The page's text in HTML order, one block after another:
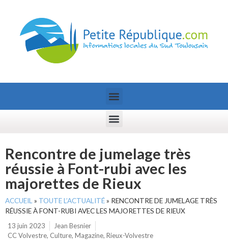
Rencontre de jumelage très
réussie à Font-rubi avec les
majorettes de Rieux
ACCUEIL » TOUTE L’ACTUALITÉ» RENCONTRE DE JUMELAGE TRÈS
RÉUSSIE À FONT-RUBI AVEC LES MAJORETTES DE RIEUX
13 juin 2023
Jean Besnier
CC Volvestre, Culture, Magazine, Rieux-Volvestre